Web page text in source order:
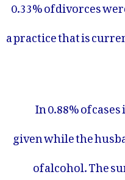
0.33% of divorces
a practice that is
In 0.88% of
given while the
of alcohol. The